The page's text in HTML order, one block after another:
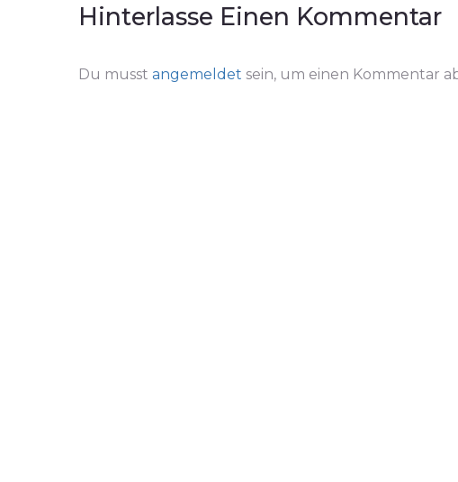
Hinterlasse Einen Kommentar
Du musst angemeldet sein, um einen Kommentar